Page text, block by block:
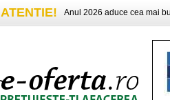
ATENTIE! Anul 2026 aduce cea mai